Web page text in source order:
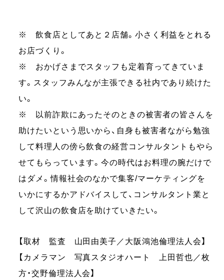
※ 飲食店としてあと２店舗。小さく利益をとれる
お店づくり。
※ おかげさまでスタッフも定着育ってきていま
す。スタッフみんなが主張できる社内であり続けた
い。
※ 以前詐欺にあったそのときの被害者の皆さんを
助けたいという思いから、自身も被害者ながら勉強
して料理人の傍ら飲食の経営コンサルタントもやら
せてもらっています。今の時代はお料理の腕だけで
はダメ。情報社会のなかで集客/マーケティングを
いかにするかアドバイスして、コンサルタント業と
して沢山の飲食店を助けていきたい。
【取材 監査 山田由美子／大阪鴻池倫理法人会】
【カメラマン 写真スタジオハート 上田哲也／枚
方・交野倫理法人会】